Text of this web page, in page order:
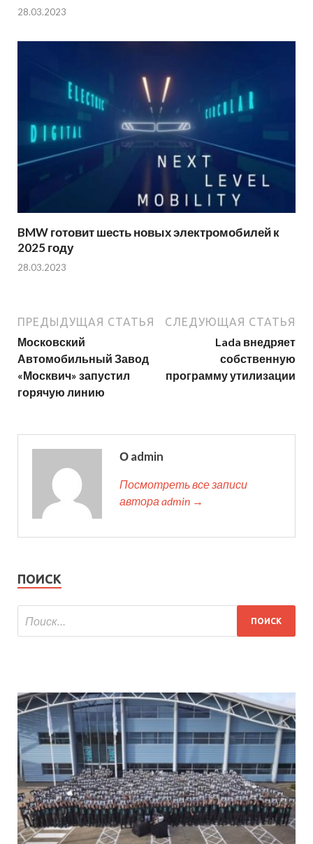
28.03.2023
BMW готовит шесть новых электромобилей к
2025 году
28.03.2023
ПРЕДЫДУЩАЯ СТАТЬЯ
Московский
Автомобильный Завод
«Москвич» запустил
горячую линию
СЛЕДУЮЩАЯ СТАТЬЯ
Lada внедряет
собственную
программу утилизации
О admin
Посмотреть все записи
автора admin →
ПОИСК